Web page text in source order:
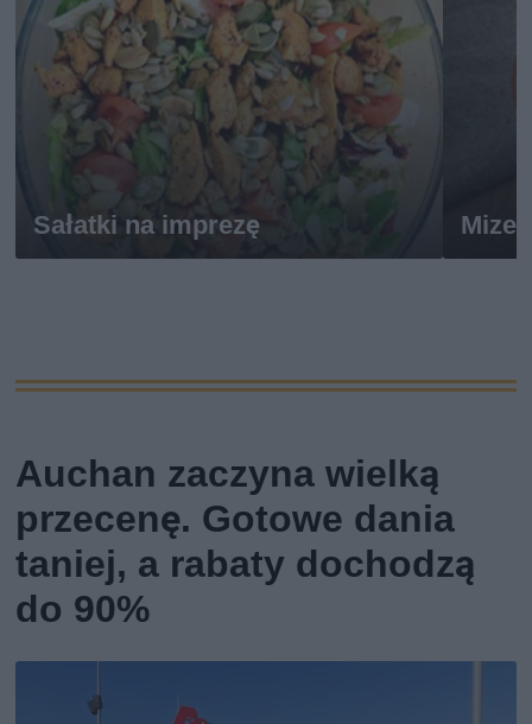
Sałatki na imprezę
Auchan zaczyna wielką
przecenę. Gotowe dania
taniej, a rabaty dochodzą
do 90%